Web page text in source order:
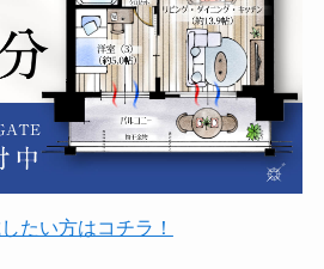
たい方はコチラ！